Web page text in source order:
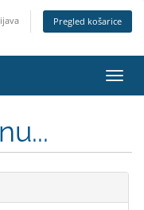
Pregled košarice